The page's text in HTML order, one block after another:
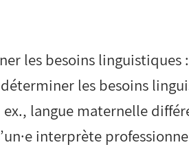
les besoins
les besoins
ex., langue maternelle
interprète